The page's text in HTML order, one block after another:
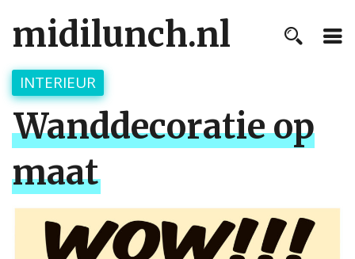
midilunch.nl
INTERIEUR
Wanddecoratie op
maat